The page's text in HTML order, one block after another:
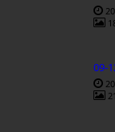
09-